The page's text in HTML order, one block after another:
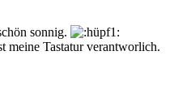
sonnig.
meine Tastatur verantworlich.